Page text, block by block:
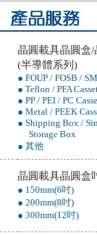
晶圓載具晶圓盒/
(半導體系列)
● FOUP / FOSB /
● Teflon / PFA
● PP / PEI / PC
● Metal / PEEK
● Shipping Box /
Storage Box
● 其他
晶圓載具晶圓盒
● 150mm(6吋)
● 200mm(8吋)
● 300mm(12吋)